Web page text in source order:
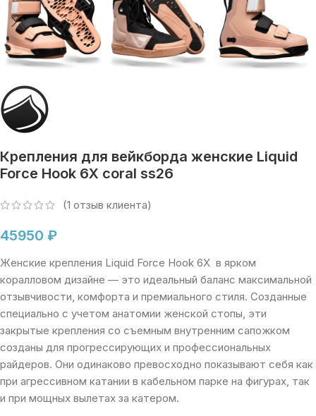
Крепления для вейкборда женские Liquid
Force Hook 6X coral ss26
(1 отзыв клиента)
45950 ₽
Женские крепления Liquid Force Hook 6X в ярком
коралловом дизайне — это идеальный баланс максимальной
отзывчивости, комфорта и премиального стиля. Созданные
специально с учетом анатомии женской стопы, эти
закрытые крепления со съемным внутренним сапожком
созданы для прогрессирующих и профессиональных
райдеров. Они одинаково превосходно показывают себя как
при агрессивном катании в кабельном парке на фигурах, так
и при мощных вылетах за катером.